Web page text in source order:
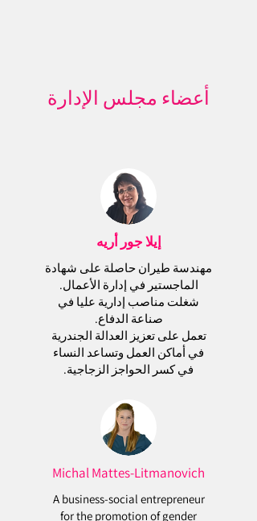
أعضاء مجلس الإدارة
إيلا جور أريه
مهندسة طيران حاصلة على شهادة
الماجستير في إدارة الأعمال.
شغلت مناصب إدارية عليا في
صناعة الدفاع.
تعمل على تعزيز العدالة الجندرية
في أماكن العمل وتساعد النساء
في كسر الحواجز الزجاجية.
Michal Mattes-Litmanovich
A business-social entrepreneur
for the promotion of gender